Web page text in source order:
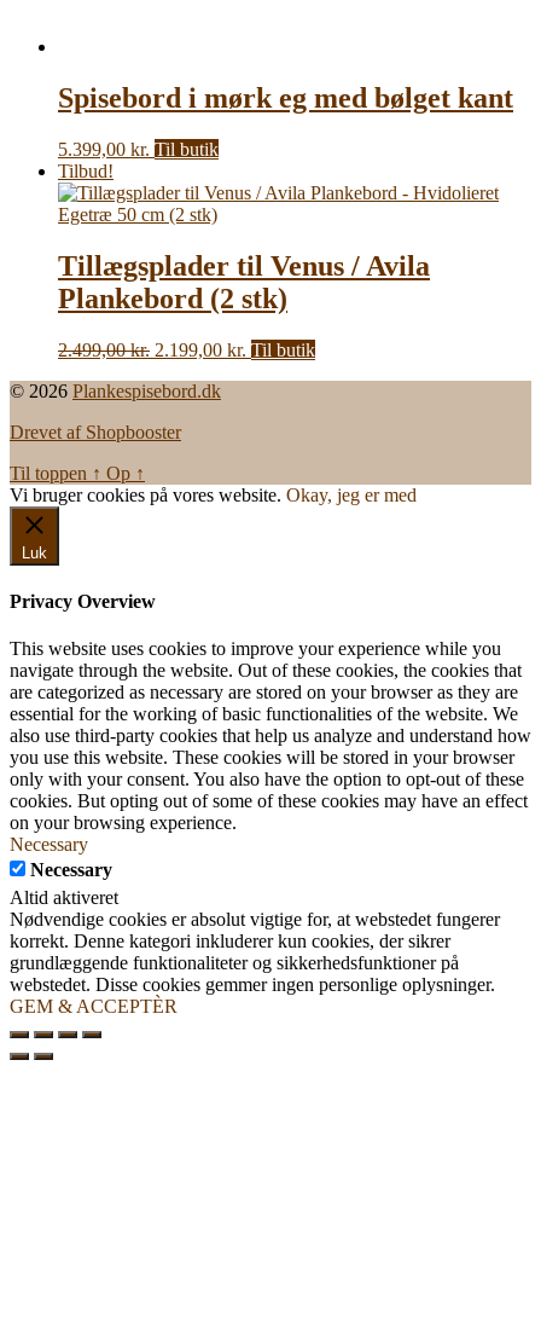
Spisebord i mørk eg med bølget kant
5.399,00 kr. Til butik
Tilbud!
Tillægsplader til Venus / Avila
Plankebord (2 stk)
2.499,00kr. Den
pris
2.499,00 kr..
2.199,00 kr. Den
Til butik
© 2026 Plankespisebord.dk
Drevet af Shopbooster
Til toppen ↑ Op ↑
Vi bruger cookies på vores website. Okay, jeg er med
Luk
Privacy Overview
This website uses cookies to improve your experience while you
navigate through the website. Out of these cookies, the cookies that
are categorized as necessary are stored on your browser as they are
essential for the working of basic functionalities of the website. We
also use third-party cookies that help us analyze and understand how
you use this website. These cookies will be stored in your browser
only with your consent. You also have the option to opt-out of these
cookies. But opting out of some of these cookies may have an effect
on your browsing experience.
Necessary
Necessary
Altid aktiveret
Nødvendige cookies er absolut vigtige for, at webstedet fungerer
korrekt. Denne kategori inkluderer kun cookies, der sikrer
grundlæggende funktionaliteter og sikkerhedsfunktioner på
webstedet. Disse cookies gemmer ingen personlige oplysninger.
GEM & ACCEPTÈR